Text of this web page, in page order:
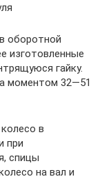
оборотной
изготовленные
гайку.
моментом 32—51
в
при
спицы
на вал и